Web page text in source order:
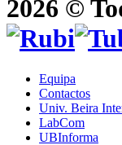
2026 ©
Equipa
Contactos
Univ. Beira
LabCom
UBInforma